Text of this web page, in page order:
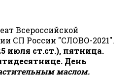
Всероссийской
СП России "СЛОВО-2021".
июля ст.ст.), пятница.
День
маслом.